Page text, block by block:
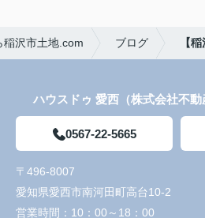
沢市土地.com ブログ 【
ハウスドゥ 愛西（株式会社不動
0567-22-5665
〒496-8007
愛知県愛西市南河田町高台10-2
営業時間： 10：00～18：00